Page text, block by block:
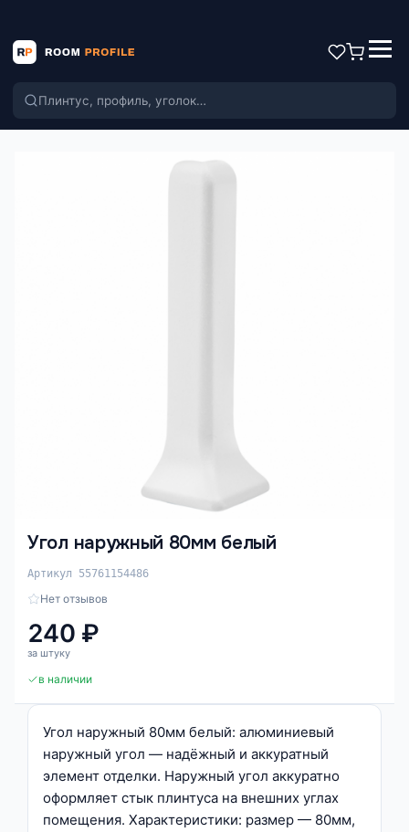
Поиск по каталогу
Угол наружный 80мм белый
Артикул 55761154486
Нет отзывов
240 ₽
за штуку
в наличии
Угол наружный 80мм белый: алюминиевый
наружный угол — надёжный и аккуратный
элемент отделки. Наружный угол аккуратно
оформляет стык плинтуса на внешних углах
помещения. Характеристики: размер — 80мм,